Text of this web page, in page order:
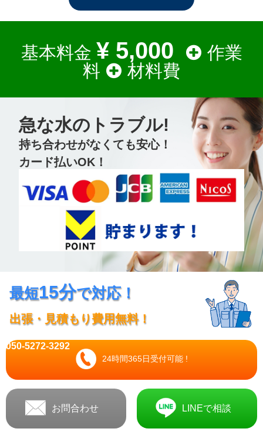
基本料金 ¥ 5,000
作業
料
材料費
急な水のトラブル!
持ち合わせがなくても安心！
カード払いOK！
最短15分で対応！
出張・見積もり費用無料！
24時間365日受付可能 !
050-5272-3292
お問合わせ LINEで相談